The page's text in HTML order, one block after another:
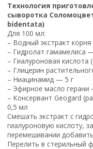
Технология
сыворотка
bidentata)
Для 100 мл:
– Водный экстракт
– Гидролат гамамелиса
– Гиалуроновая
– Глицерин
– Ниацинамид — 5 г
– Эфирное масло
– Консервант Geogard
0,5 мл
Смешать экстракт с
гиалуроновую кислоту,
перемешивании
Перелить в стерильный